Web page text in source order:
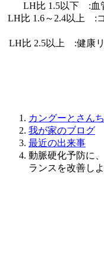
LH比 1.5以下 :血
LH比 1.6～2.4以上 :
LH比 2.5以上 :健康
カングーとさん
我が家のブログ
最近の出来事
動脈硬化予防に
ランスを改善しよ